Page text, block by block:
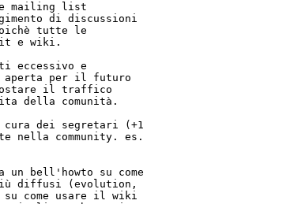
mailing list
di discussioni
tutte le
it e wiki.
eccessivo e
aperta per il futuro
il traffico
della comunità.
cura dei segretari (+1
nella community. es.
un bell'howto su come
diffusi (evolution,
come usare il wiki